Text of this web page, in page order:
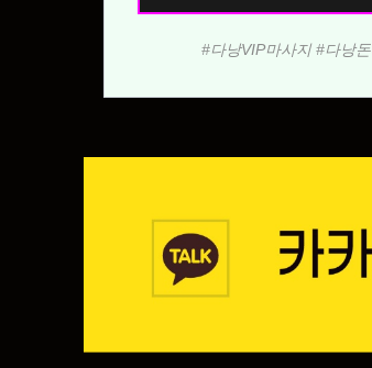
#다낭VIP마사지 #다낭